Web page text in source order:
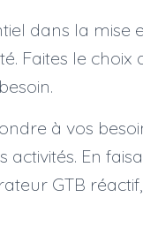
dans la mise
Faites le choix
à vos
En
GTB